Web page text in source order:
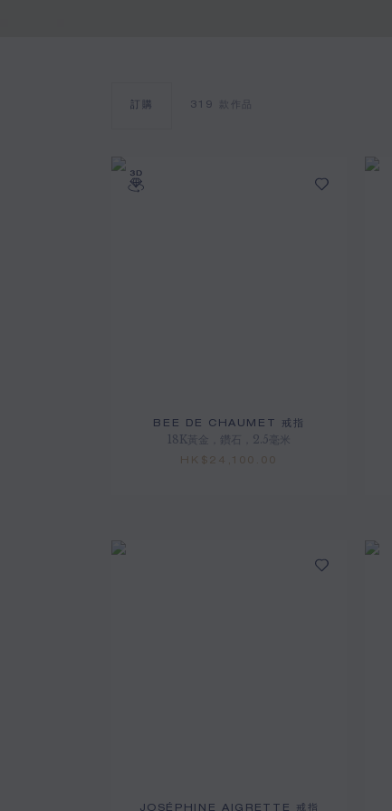
訂購 319 款作品
BEE DE CHAUMET 戒指
18K黃金，鑽石，2.5毫米
HK$24,100.00
JOSÉPHINE AIGRETTE 戒指